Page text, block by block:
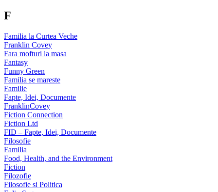
F
Familia la Curtea Veche
Franklin Covey
Fara mofturi la masa
Fantasy
Funny Green
Familia se mareste
Familie
Fapte, Idei, Documente
FranklinCovey
Fiction Connection
Fiction Ltd
FID – Fapte, Idei, Documente
Filosofie
Familia
Food, Health, and the Environment
Fiction
Filozofie
Filosofie si Politica